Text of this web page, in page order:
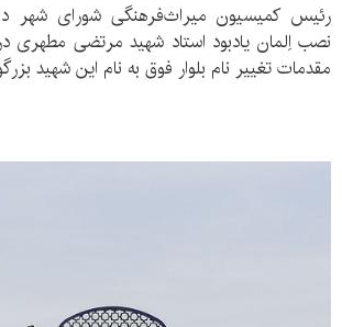
رئیس کمیسیون میراث‌فرهنگی شورای شهر
نصب اِلمان یادبود استاد شهید مرتضی مطهری
مقدمات تغییر نام بلوار فوق به نام این شهید